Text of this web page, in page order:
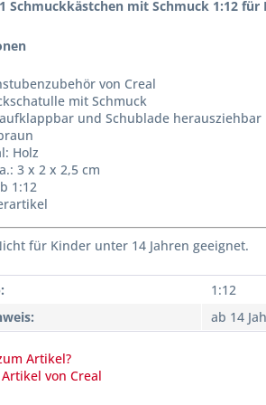
Schmuckkästchen mit Schmuck 1:12 für
von Creal
mit Schmuck
und Schublade herausziehbar
Holz
3 x 2 x 2,5 cm
1:12
für Kinder unter 14 Jahren geeignet.
1:12
ab 14
Artikel?
von Creal